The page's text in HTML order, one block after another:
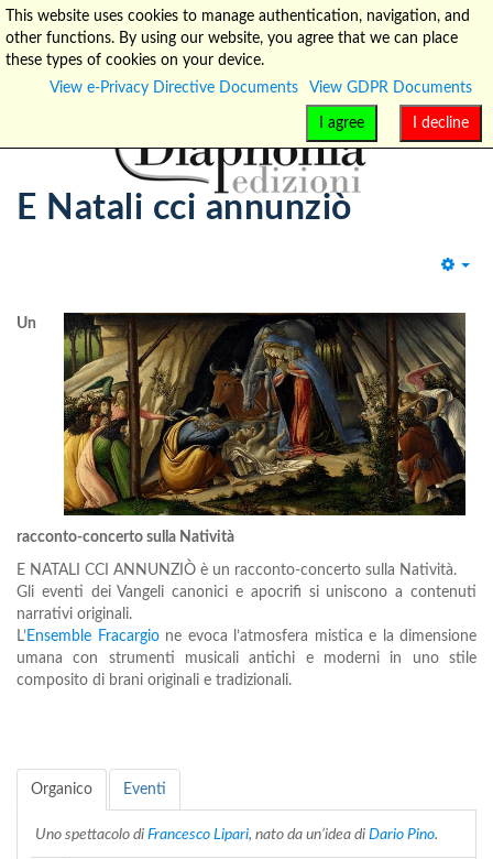
info@diaphonia.net +39-090-8931952
E Natali cci annunziò
Un
racconto-concerto sulla Natività
E NATALI CCI ANNUNZIÒ è un racconto-concerto sulla Natività.
Gli eventi dei Vangeli canonici e apocrifi si uniscono a contenuti
narrativi originali.
L’Ensemble Fracargione evoca l’atmosfera mistica e la dimensione
umana con strumenti musicali antichi e moderni in uno stile
composito di brani originali e tradizionali.
Organico Eventi
Uno spettacolo di Francesco Lipari, nato da un’idea di Dario Pino.
This website uses cookies to manage authentication, navigation, and
other functions. By using our website, you agree that we can place
these types of cookies on your device.
View e-Privacy Directive Documents
View GDPR Documents
I decline
I agree